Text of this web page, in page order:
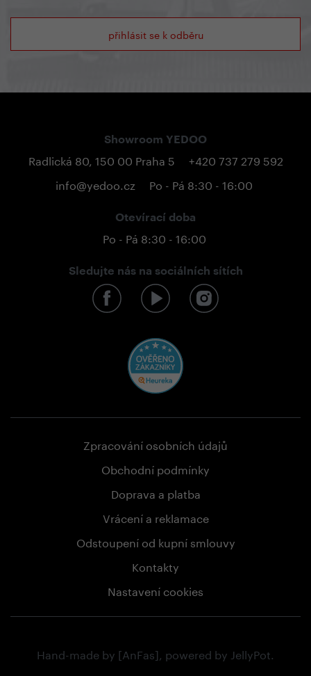
přihlásit se k odběru
Showroom YEDOO
Radlická 80, 150 00 Praha 5
+420 737 279 592
info@yedoo.cz
Po - Pá 8:30 - 16:00
Otevírací doba
Po - Pá 8:30 - 16:00
Sledujte nás na sociálních sítích
Zpracování osobních údajů
Obchodní podmínky
Doprava a platba
Vrácení a reklamace
Odstoupení od kupní smlouvy
Kontakty
Nastavení cookies
Hand-made by [AnFas] , powered by JellyPot